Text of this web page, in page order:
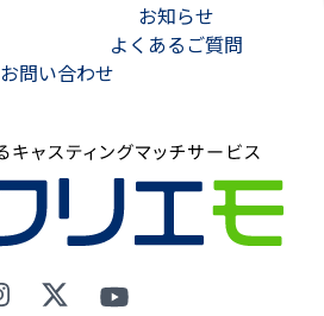
お知らせ
よくあるご質問
お問い合わせ